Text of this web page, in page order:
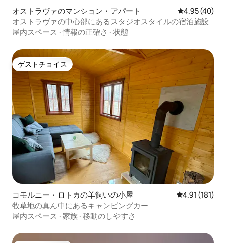
オストラヴァのマンション・アパート レビュー40
4.95 (40)
オストラヴァの中心部にあるスタジオスタイルの宿泊施設
屋内スペース ·情報の正確さ · 状態
ゲストチョイス
ゲストチョイス
コモルニー・ロトカの羊飼いの小屋 レビュー181
4.91 (181)
牧草地の真ん中にあるキャンピングカー
屋内スペース · 家族 · 移動のしやすさ